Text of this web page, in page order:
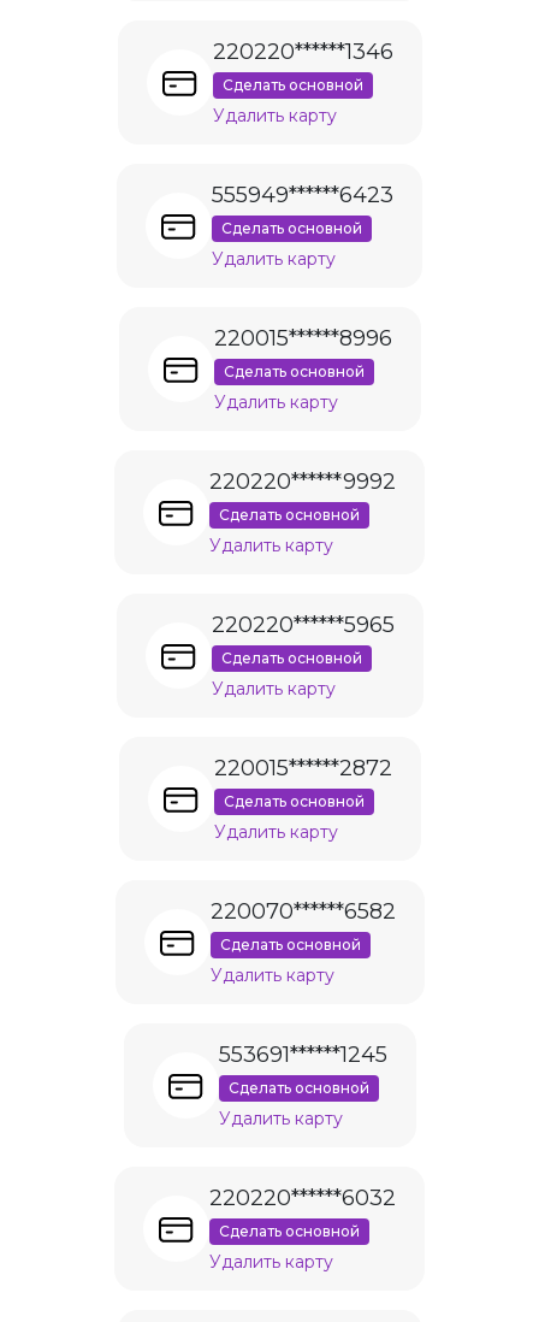
220220******1346
Сделать основной
Удалить карту
555949******6423
Сделать основной
Удалить карту
220015******8996
Сделать основной
Удалить карту
220220******9992
Сделать основной
Удалить карту
220220******5965
Сделать основной
Удалить карту
220015******2872
Сделать основной
Удалить карту
220070******6582
Сделать основной
Удалить карту
553691******1245
Сделать основной
Удалить карту
220220******6032
Сделать основной
Удалить карту